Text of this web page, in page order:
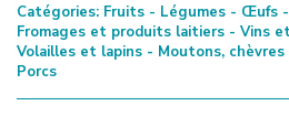
Catégories: Fruits - Légumes - Œufs
Fromages et produits laitiers - Vins
Volailles et lapins - Moutons,
Porcs